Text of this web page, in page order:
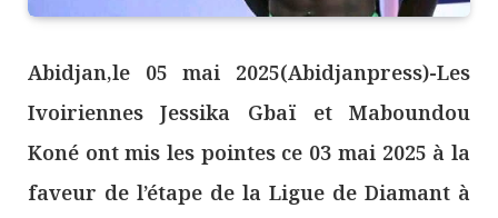
Abidjan,le 05 mai 2025(Abidjanpress)-Les
Ivoiriennes Jessika Gbaï et Maboundou
Koné ont mis les pointes ce 03 mai 2025 à la
faveur de l’étape de la Ligue de Diamant à